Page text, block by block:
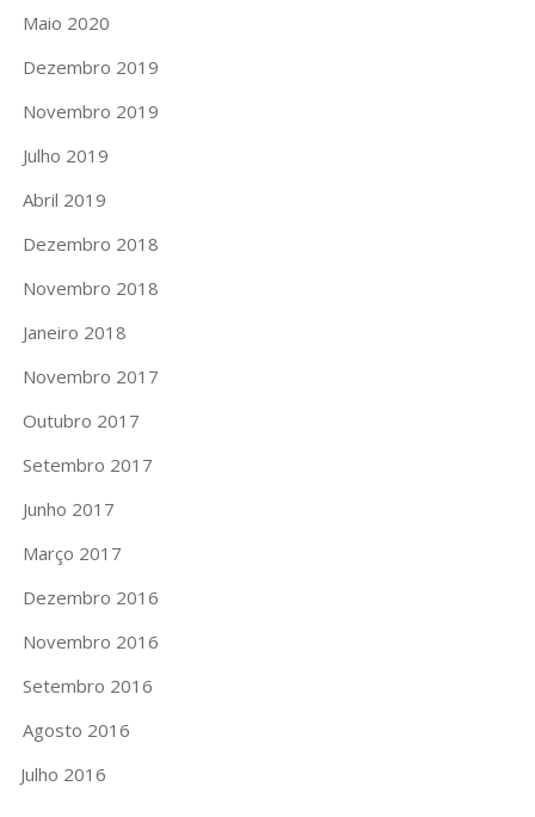
Maio 2020
Dezembro 2019
Novembro 2019
Julho 2019
Abril 2019
Dezembro 2018
Novembro 2018
Janeiro 2018
Novembro 2017
Outubro 2017
Setembro 2017
Junho 2017
Março 2017
Dezembro 2016
Novembro 2016
Setembro 2016
Agosto 2016
Julho 2016